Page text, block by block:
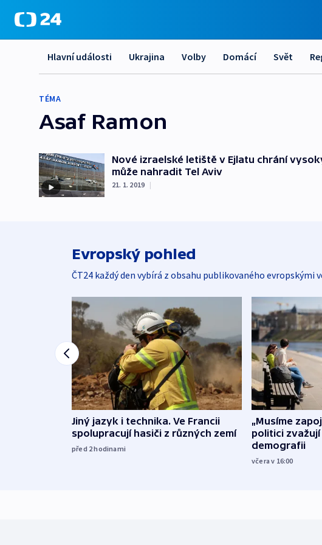
Hlavní události Ukrajina Volby Domácí Svět
TÉMA
Asaf Ramon
Nové izraelské letiště v Ejlatu chrání
může nahradit Tel Aviv
21. 1. 2019 |
Evropský pohled
ČT24 každý den vybírá z obsahu publikovaného evropskými
Jiný jazyk i technika. Ve Francii
spolupracují hasiči z různých zemí
před 2hodinami
„Musíme
politici
demografii
včera v 16:00